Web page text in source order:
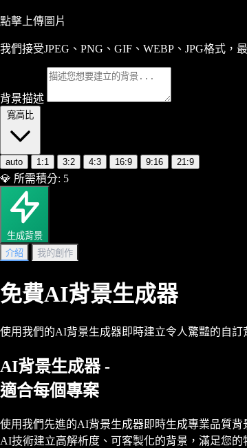
點擊上傳圖片
我們接受JPEG、PNG、GIF、WEBP、JPG格式，
背景描述
寬高比
auto 1:1 3:2 4:3 16:9 9:16 21:9
💎 所需積分: 5
生成背景
介紹
我的創作
免費AI背景生成器
使用我們的AI背景生成器即時建立令人驚豔的自
AI背景生成器 -
適合每個專案
使用我們先進的AI背景生成器即時生成專業品質
AI技術建立高解析度、可客製化的背景，滿足您的